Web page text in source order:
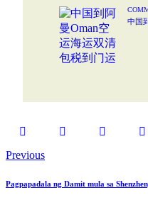
中国
Previous
Pagpapadala ng Damit mula sa